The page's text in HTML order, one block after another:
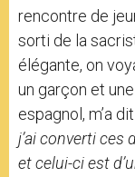
rencontre de
sorti de la
élégante, on
un garçon et
espagnol, m’a dit
j’ai converti ces
et celui-ci est